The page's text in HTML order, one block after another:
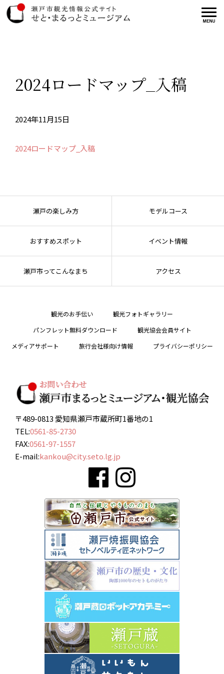
2024ロードマップ_入稿
2024年11月15日
2024ロードマップ_入稿
瀬戸の楽しみ方 モデルコース
おすすめスポット イベント情報
瀬戸市ってこんなまち アクセス
観光のお手伝い
観光フォトギャラリー
パンフレット無料ダウンロード
観光協会会員サイト
メディアサポート
旅行会社様向け情報 プライバシーポリシー
〒489-0813 愛知県瀬戸市蔵所町1番地の1
TEL:0561-85-2730
FAX:0561-97-1557
E-mail:kankou@city.seto.lg.jp